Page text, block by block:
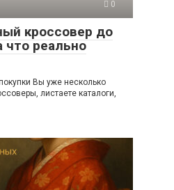
0
кроссовер до
что реально
Вы уже несколько
листаете каталоги,